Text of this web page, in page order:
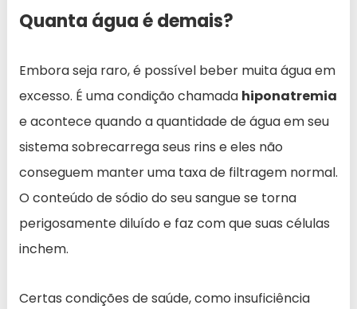
Quanta água é demais?
Embora seja raro, é possível beber muita água em
excesso. É uma condição chamada hiponatremia
e acontece quando a quantidade de água em seu
sistema sobrecarrega seus rins e eles não
conseguem manter uma taxa de filtragem normal.
O conteúdo de sódio do seu sangue se torna
perigosamente diluído e faz com que suas células
inchem.
Certas condições de saúde, como insuficiência